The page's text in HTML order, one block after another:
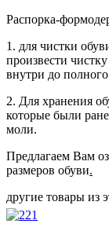
Распорка-
1. для чистки
произвести
внутри до
2. Для хранения
которые были
моли.
Предлагаем Вам
размеров обуви.
другие товары из